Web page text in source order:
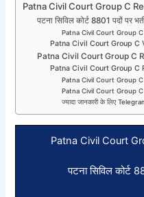
Patna Civil Court Group C
पटना सिविल कोर्ट 8801 पदों पर
Patna Civil Court Group
Patna Civil Court Group
Patna Civil Court Group C
Patna Civil Court Group
Patna Civil Court Group
Patna Civil Court Group
ज्यादा जानकारी के लिए
Patna Civil Court
पटना सिविल कोर्ट